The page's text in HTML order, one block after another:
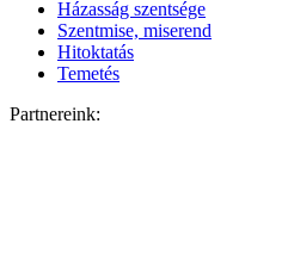
Házasság szentsége
Szentmise, miserend
Hitoktatás
Temetés
Partnereink: